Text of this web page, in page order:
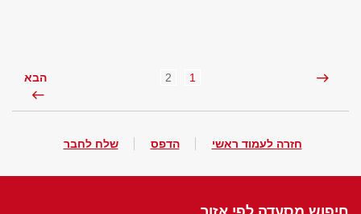
1
2 הבא
חזרה לעמוד ראשי הדפס שלח לחבר